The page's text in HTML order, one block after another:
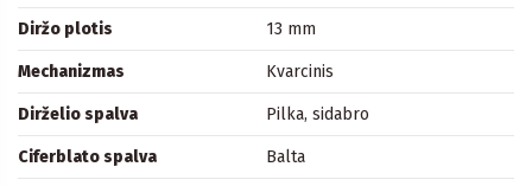
Diržo plotis 13 mm
Mechanizmas Kvarcinis
Dirželio spalva Pilka, sidabro
Ciferblato spalva Balta